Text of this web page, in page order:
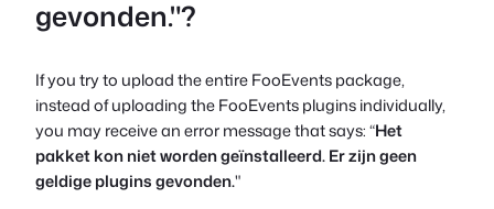
gevonden."?
If you try to upload the entire FooEvents package,
instead of uploading the FooEvents plugins individually,
you may receive an error message that says: “Het
pakket kon niet worden geïnstalleerd. Er zijn geen
geldige plugins gevonden."